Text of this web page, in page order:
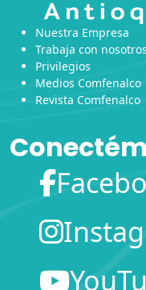
Nuestra Empresa
Trabaja con nosotros
Privilegios
Medios Comfenalco
Revista Comfenalco